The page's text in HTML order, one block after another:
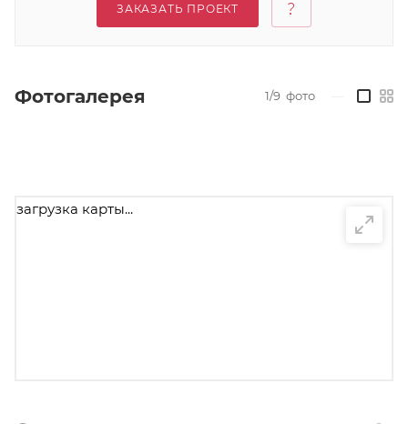
ЗАКАЗАТЬ ПРОЕКТ
Фотогалерея 1/9 фото
загрузка карты...